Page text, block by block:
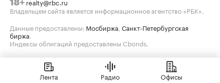
18+ realty@rbc.ru
Владельцем сайта является информационное агентство «РБК».
Данные предоставлены: Мосбиржа, Санкт-Петербургская
биржа.
Индексы облигаций предоставлены Cbonds.
Лента Радио Офисы